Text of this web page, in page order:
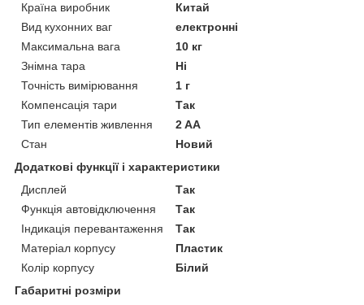
Країна виробник
Китай
Вид кухонних ваг
електронні
Максимальна вага
10 кг
Знімна тара
Ні
Точність вимірювання
1 г
Компенсація тари
Так
Тип елементів живлення
2 AA
Стан
Новий
Додаткові функції і характеристики
Дисплей
Так
Функція автовідключення
Так
Індикація перевантаження
Так
Матеріал корпусу
Пластик
Колір корпусу
Білий
Габаритні розміри